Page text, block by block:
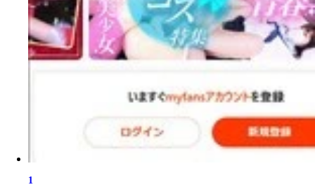
1